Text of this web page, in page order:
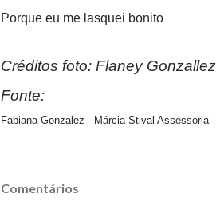
Porque eu me lasquei bonito
Créditos foto: Flaney Gonzallez
Fonte:
Fabiana Gonzalez - Márcia Stival Assessoria
Comentários